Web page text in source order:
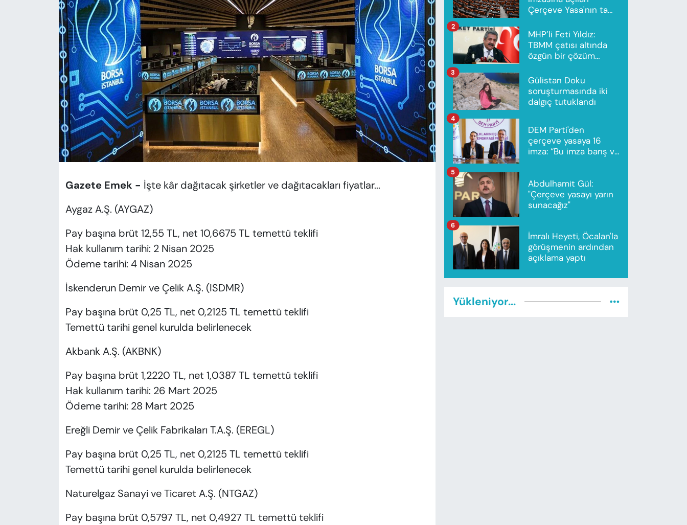
Gazete Emek - İşte kâr dağıtacak şirketler ve dağıtacakları fiyatlar...
Aygaz A.Ş. (AYGAZ)
Pay başına brüt 12,55 TL, net 10,6675 TL temettü teklifi
Hak kullanım tarihi: 2 Nisan 2025
Ödeme tarihi: 4 Nisan 2025
İskenderun Demir ve Çelik A.Ş. (ISDMR)
Pay başına brüt 0,25 TL, net 0,2125 TL temettü teklifi
Temettü tarihi genel kurulda belirlenecek
Akbank A.Ş. (AKBNK)
Pay başına brüt 1,2220 TL, net 1,0387 TL temettü teklifi
Hak kullanım tarihi: 26 Mart 2025
Ödeme tarihi: 28 Mart 2025
Ereğli Demir ve Çelik Fabrikaları T.A.Ş. (EREGL)
Pay başına brüt 0,25 TL, net 0,2125 TL temettü teklifi
Temettü tarihi genel kurulda belirlenecek
Naturelgaz Sanayi ve Ticaret A.Ş. (NTGAZ)
Pay başına brüt 0,5797 TL, net 0,4927 TL temettü teklifi
Çerçeve Yasa'nın tam
MHP’li Feti Yıldız:
TBMM çatısı altında
özgün bir çözüm
2
Gülistan Doku
soruşturmasında iki
dalgıç tutuklandı
3
DEM Parti'den
çerçeve yasaya 16
imza: “Bu imza barış ve
4
Abdulhamit Gül:
"Çerçeve yasayı yarın
sunacağız"
5
İmralı Heyeti, Öcalan'la
görüşmenin ardından
açıklama yaptı
6
Yükleniyor...
SAĞLIK
KÜLTÜR-SANAT
MAGAZİN
ÖZEL HABER
YAZAR KÖŞESİ
VAN VE DİYARBAKIR HABERLERİ